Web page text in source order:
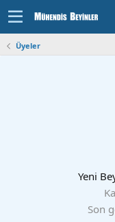
Üyeler
Yeni
Son